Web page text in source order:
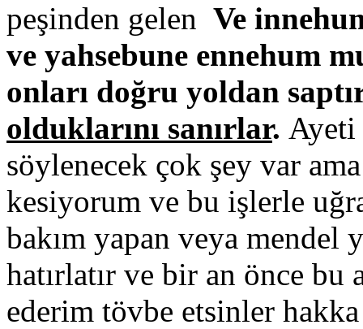
peşinden gelen Ve
ve yahsebune ennehum
onları doğru yoldan
olduklarını sanırlar. Ayeti
söylenecek çok şey var
kesiyorum ve bu işlerle
bakım yapan veya mendel
hatırlatır ve bir an önce bu
ederim tövbe etsinler